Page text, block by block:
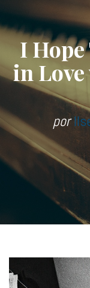
I
in Love
por